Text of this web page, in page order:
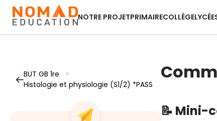
NOTRE PROJETPRIMAIRECOLLÈGELYCÉE
BUT GB 1re
>
Histologie et physiologie (S1/2) *PASS
📝 Mini-